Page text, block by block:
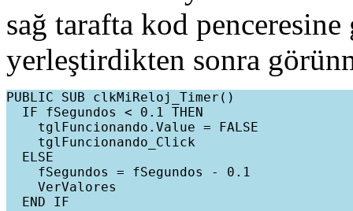
sağ tarafta kod
yerleştirdikten sonra
PUBLIC SUB clkMiReloj_Timer()
  IF fSegundos < 0.1 THEN
    tglFuncionando.Value = FALSE
    tglFuncionando_Click
  ELSE
    fSegundos = fSegundos - 0.1
    VerValores
  END IF